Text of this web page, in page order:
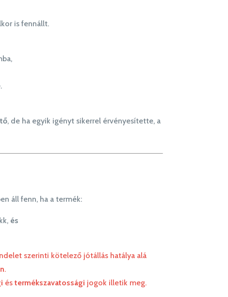
is fennállt.
, de ha egyik igényt sikerrel érvényesítette, a
áll fenn, ha a termék:
és
szerinti kötelező jótállás hatálya alá
.
és termékszavatossági jogok illetik meg.